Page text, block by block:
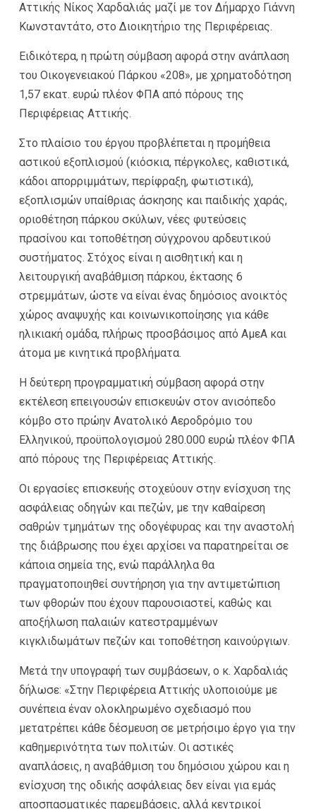
Αττικής Νίκος Χαρδαλιάς μαζί με τον Δήμαρχο Γιάννη
Κωνσταντάτο, στο Διοικητήριο της Περιφέρειας.
Ειδικότερα, η πρώτη σύμβαση αφορά στην ανάπλαση
του Οικογενειακού Πάρκου «208», με χρηματοδότηση
1,57 εκατ. ευρώ πλέον ΦΠΑ από πόρους της
Περιφέρειας Αττικής.
Στο πλαίσιο του έργου προβλέπεται η προμήθεια
αστικού εξοπλισμού (κιόσκια, πέργκολες, καθιστικά,
κάδοι απορριμμάτων, περίφραξη, φωτιστικά),
εξοπλισμών υπαίθριας άσκησης και παιδικής χαράς,
οριοθέτηση πάρκου σκύλων, νέες φυτεύσεις
πρασίνου και τοποθέτηση σύγχρονου αρδευτικού
συστήματος. Στόχος είναι η αισθητική και η
λειτουργική αναβάθμιση πάρκου, έκτασης 6
στρεμμάτων, ώστε να είναι ένας δημόσιος ανοικτός
χώρος αναψυχής και κοινωνικοποίησης για κάθε
ηλικιακή ομάδα, πλήρως προσβάσιμος από ΑμεΑ και
άτομα με κινητικά προβλήματα.
Η δεύτερη προγραμματική σύμβαση αφορά στην
εκτέλεση επειγουσών επισκευών στον ανισόπεδο
κόμβο στο πρώην Ανατολικό Αεροδρόμιο του
Ελληνικού, προϋπολογισμού 280.000 ευρώ πλέον ΦΠΑ
από πόρους της Περιφέρειας Αττικής.
Οι εργασίες επισκευής στοχεύουν στην ενίσχυση της
ασφάλειας οδηγών και πεζών, με την καθαίρεση
σαθρών τμημάτων της οδογέφυρας και την αναστολή
της διάβρωσης που έχει αρχίσει να παρατηρείται σε
κάποια σημεία της, ενώ παράλληλα θα
πραγματοποιηθεί συντήρηση για την αντιμετώπιση
των φθορών που έχουν παρουσιαστεί, καθώς και
αποξήλωση παλαιών κατεστραμμένων
κιγκλιδωμάτων πεζών και τοποθέτηση καινούργιων.
Μετά την υπογραφή των συμβάσεων, ο κ. Χαρδαλιάς
δήλωσε: «Στην Περιφέρεια Αττικής υλοποιούμε με
συνέπεια έναν ολοκληρωμένο σχεδιασμό που
μετατρέπει κάθε δέσμευση σε μετρήσιμο έργο για την
καθημερινότητα των πολιτών. Οι αστικές
αναπλάσεις, η αναβάθμιση του δημόσιου χώρου και η
ενίσχυση της οδικής ασφάλειας δεν είναι για εμάς
αποσπασματικές παρεμβάσεις, αλλά κεντρικοί